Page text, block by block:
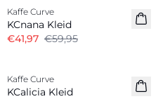
Kaffe Curve
KCnana Kleid
€41,97 €59,95
Kaffe Curve
KCalicia Kleid